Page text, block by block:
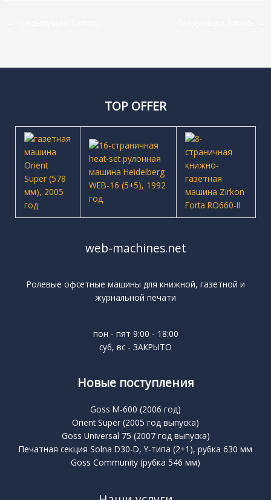
TOP OFFER
web-machines.net
Ролевые офсетные машины для книжной, газетной и
журнальной печати
пон - пят 9:00 - 18:00
суб, вс - ЗАКРЫТО
Новые поступления
Goss M-600 (2006 год)
Orient Super (2005 год выпуска)
Goss Universal 75 (2007 год выпуска)
Печатная секция Solna D30-D, Y-типа (2+1), рубка 630 мм
Goss Community (рубка 546 мм)